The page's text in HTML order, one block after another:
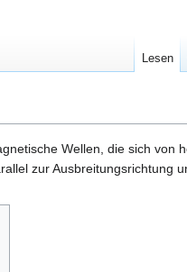
Wellen, die sich von
zur Ausbreitungsrichtung
Lesen